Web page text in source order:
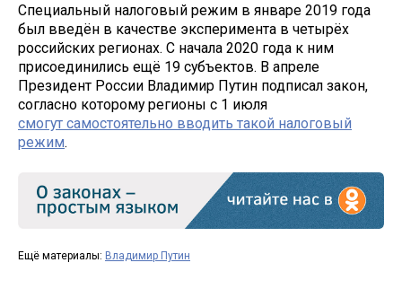
Специальный налоговый режим в январе 2019 года
был введён в качестве эксперимента в четырёх
российских регионах. С начала 2020 года к ним
присоединились ещё 19 субъектов. В апреле
Президент России Владимир Путин подписал закон,
согласно которому регионы с 1 июля
смогут самостоятельно вводить такой налоговый
режим.
Ещё материалы: Владимир Путин